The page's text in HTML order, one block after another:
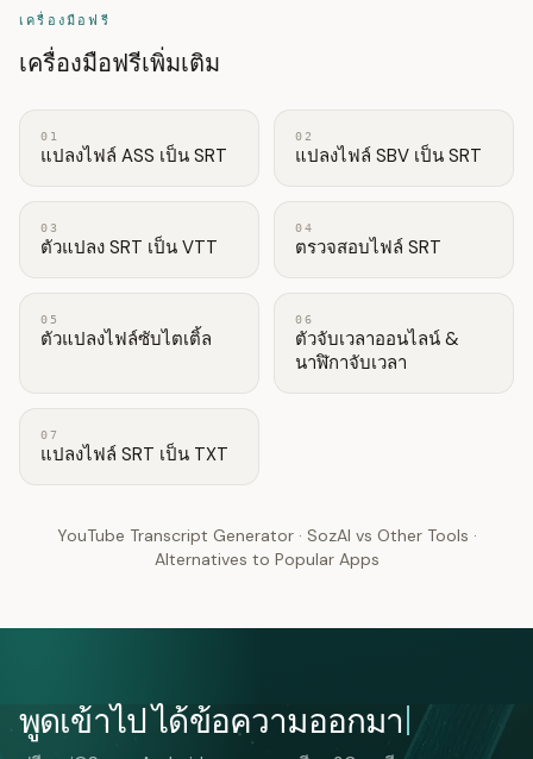
เครื่องมือฟรี
เครื่องมือฟรีเพิ่มเติม
01
แปลงไฟล์ ASS เป็น SRT
02
แปลงไฟล์ SBV เป็น SRT
03
ตัวแปลง SRT เป็น VTT
04
ตรวจสอบไฟล์ SRT
05
ตัวแปลงไฟล์ซับไตเติ้ล
06
ตัวจับเวลาออนไลน์ &
นาฬิกาจับเวลา
07
แปลงไฟล์ SRT เป็น TXT
YouTube Transcript Generator· SozAI vs Other Tools ·
Alternatives to Popular Apps
พูดเข้าไป ได้ข้อความออกมา